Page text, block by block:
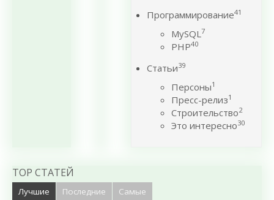
Программирование41
MySQL7
PHP40
Статьи39
Персоны1
Пресс-релиз1
Строительство2
Это интересно30
TOP СТАТЕЙ
Лучшие Последние Самые